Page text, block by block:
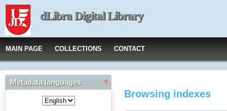
dLibra Digital Library
MAIN PAGE COLLECTIONS CONTACT
Metadata languages
Browsing indexes